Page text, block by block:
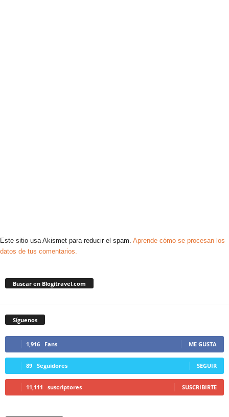
Este sitio usa Akismet para reducir el spam. Aprende cómo se procesan los
datos de tus comentarios.
Buscar en Blogitravel.com
Síguenos
1,916 Fans ME GUSTA
89 Seguidores SEGUIR
11,111 suscriptores SUSCRIBIRTE